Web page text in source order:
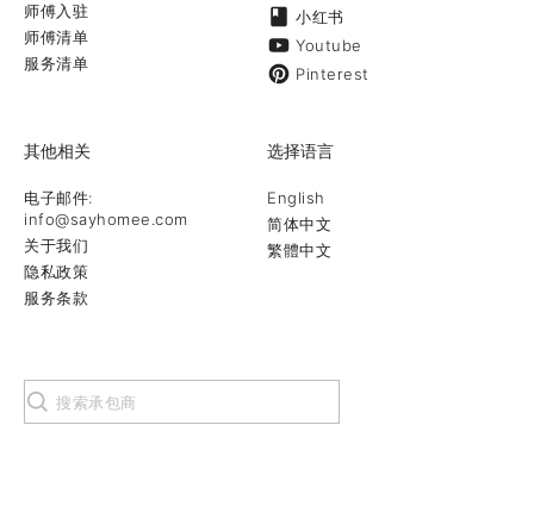
师傅入驻
师傅清单
服务清单
小红书
Youtube
Pinterest
其他相关
电子邮件:
info@sayhomee.com
关于我们
隐私政策
服务条款
选择语言
English
简体中文
繁體中文